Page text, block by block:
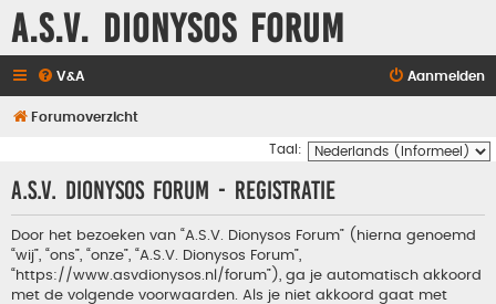
A.S.V. Dionysos Forum
V&A Aanmelden
Forumoverzicht
Taal:
A.S.V. Dionysos Forum - Registratie
Door het bezoeken van “A.S.V. Dionysos Forum” (hierna genoemd
“wij”, “ons”, “onze”, “A.S.V. Dionysos Forum”,
“https://www.asvdionysos.nl/forum”), ga je automatisch akkoord
met de volgende voorwaarden. Als je niet akkoord gaat met